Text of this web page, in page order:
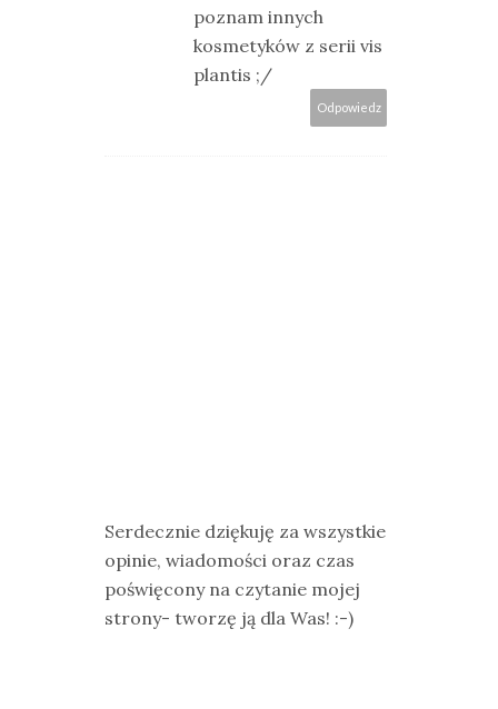
poznam innych
kosmetyków z serii vis
plantis ;/
Odpowiedz
Serdecznie dziękuję za wszystkie
opinie, wiadomości oraz czas
poświęcony na czytanie mojej
strony- tworzę ją dla Was! :-)